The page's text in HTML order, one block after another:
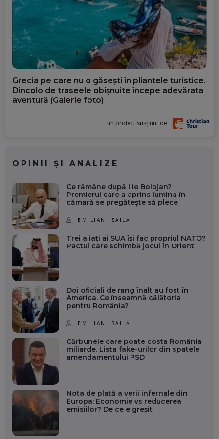
Grecia pe care nu o găsești în pliantele turistice.
Dincolo de traseele obișnuite începe adevărata
aventură (Galerie foto)
un proiect susținut de
OPINII ȘI ANALIZE
Ce rămâne după Ilie Bolojan?
Premierul care a aprins lumina în
cămară se pregătește să plece
EMILIAN ISAILĂ
Trei aliați ai SUA își fac propriul NATO?
Pactul care schimbă jocul în Orient
Doi oficiali de rang înalt au fost în
America. Ce înseamnă călătoria
pentru România?
EMILIAN ISAILĂ
Cărbunele care poate costa România
miliarde. Lista fake-urilor din spatele
amendamentului PSD
Nota de plată a verii infernale din
Europa: Economie vs reducerea
emisiilor? De ce e greșit